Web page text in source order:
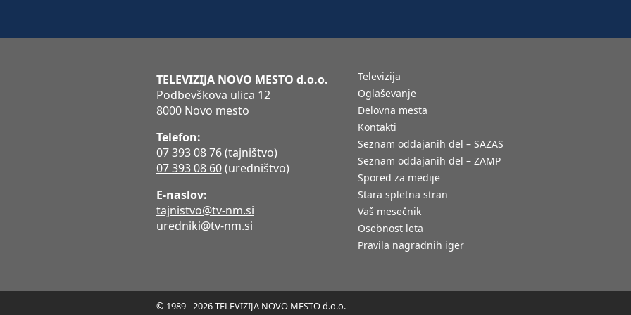
TELEVIZIJA NOVO MESTO d.o.o.
Podbevškova ulica 12
8000 Novo mesto
Telefon:
07 393 08 76(tajništvo)
07 393 08 60(uredništvo)
E-naslov:
tajnistvo@tv-nm.si
uredniki@tv-nm.si
Televizija
Oglaševanje
Delovna mesta
Kontakti
Seznam oddajanih del – SAZAS
Seznam oddajanih del – ZAMP
Spored za medije
Stara spletna stran
Vaš mesečnik
Osebnost leta
Pravila nagradnih iger
© 1989 - 2026 TELEVIZIJA NOVO MESTO d.o.o.